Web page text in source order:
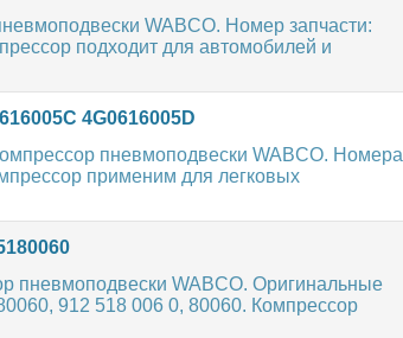
WABCO. Номер запчасти:
подходит для автомобилей и
4G0616005D
пневмоподвески WABCO. Номера
применим для легковых
пневмоподвески WABCO. Оригинальные
912 518 006 0, 80060. Компрессор